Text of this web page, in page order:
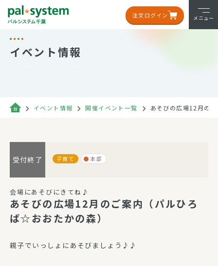
注文ログイン メニュー
イベント情報
イベント情報 開催イベント一覧 あそびの広場12月の
受付終了 子育て 本部
会場にあそびにきてね♪
あそびの広場12月のご案内（パルひろ
ば☆おおたかの森）
親子でいっしょにあそびましょう♪♪